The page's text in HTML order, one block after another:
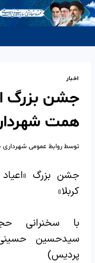
اخبار
جشن بزرگ
همت
توسطروابط عمومی
جشن بزرگ «اعیاد
کربلا»
با سخنرانی
سیدحسین
پردیس)